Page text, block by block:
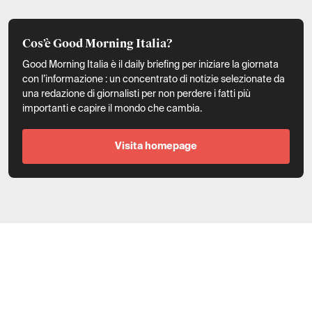
Cos’è Good Morning Italia?
Good Morning Italia è il daily briefing per iniziare la giornata
con l’informazione : un concentrato di notizie selezionate da
una redazione di giornalisti per non perdere i fatti più
importanti e capire il mondo che cambia.
Visita homepage